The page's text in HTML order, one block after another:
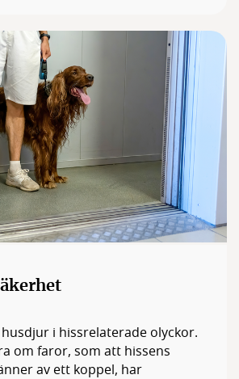
husdjur i hissrelaterade olyckor.
om faror, som att hissens
av ett koppel, har